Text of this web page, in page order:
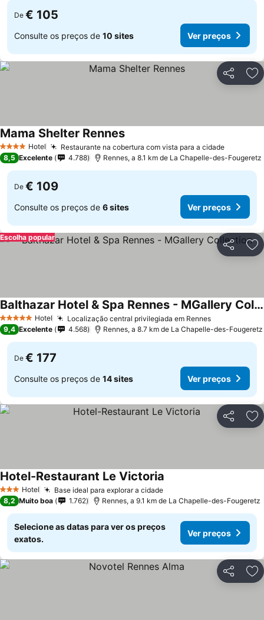
De € 105
Consulte os preços de 10 sites Ver preços
Partilhar
4 EstrelasHotel Restaurante na cobertura com vista para a cidadeVer
Mama Shelter RennesVer preços
8,5 Excelente 4.788 Rennes, a 8.1 km de La Chapelle-des-Fougeretz
De € 109
Consulte os preços de 6 sites Ver preços
Partilhar
Escolha popular
5 Estrelas Hotel Localização central privilegiada em RennesVer preços
Balthazar Hotel & Spa Rennes - MGallery Collection
Ver preços
9,4 Excelente 4.568 Rennes, a 8.7 km de La Chapelle-des-Fougeretz
De € 177
Consulte os preços de 14 sites Ver preços
Partilhar
3 EstrelasHotel Base ideal para explorar a cidadeVer preços
Hotel-Restaurant Le Victoria
8,2 Muito boa 1.762 Rennes, a 9.1 km de La Chapelle-des-Fougeretz
Selecione as datas para ver os preços
exatos.
Ver preços
Partilhar